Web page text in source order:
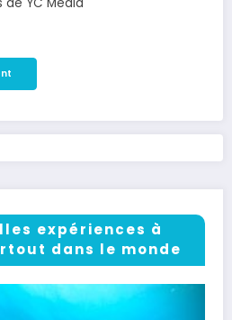
expériences à
dans le monde